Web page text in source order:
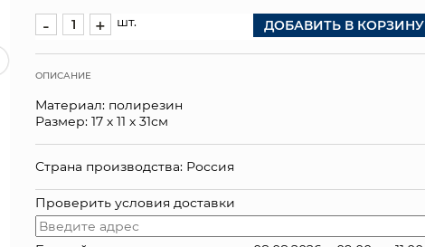
- + шт. ДОБАВИТЬ В КОРЗИНУ
ОПИСАНИЕ
Материал: полирезин
Размер: 17 х 11 х 31см
Страна производства: Россия
Проверить условия доставки